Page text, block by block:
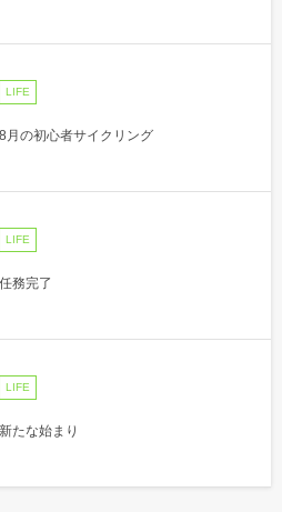
LIFE
8月の初心者サイクリング
LIFE
任務完了
LIFE
新たな始まり